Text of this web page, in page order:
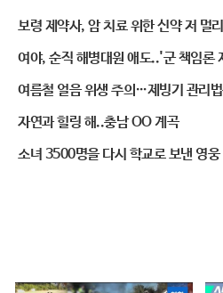
보령 제약사, 암 치료 위한 신약 저 멀
여야, 순직 해병대원 애도..'군 책임론
여름철 얼음 위생 주의…제빙기 관리
자연과 힐링 해..충남 OO 계곡
소녀 3500명을 다시 학교로 보낸 영웅